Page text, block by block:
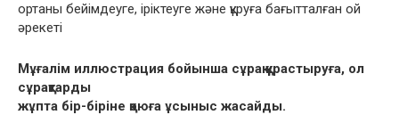
ортаны бейімдеуге, іріктеуге жəне құруға бағытталған ой
əрекеті
Мұғалім иллюстрация бойынша сұрақ құрастыруға, ол
сұрақтарды
жұпта бір-біріне қоюға ұсыныс жасайды.